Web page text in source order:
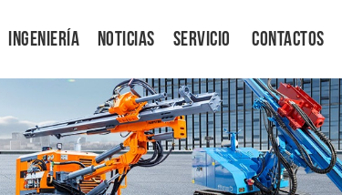
Ingeniería Noticias Servicio Contactos